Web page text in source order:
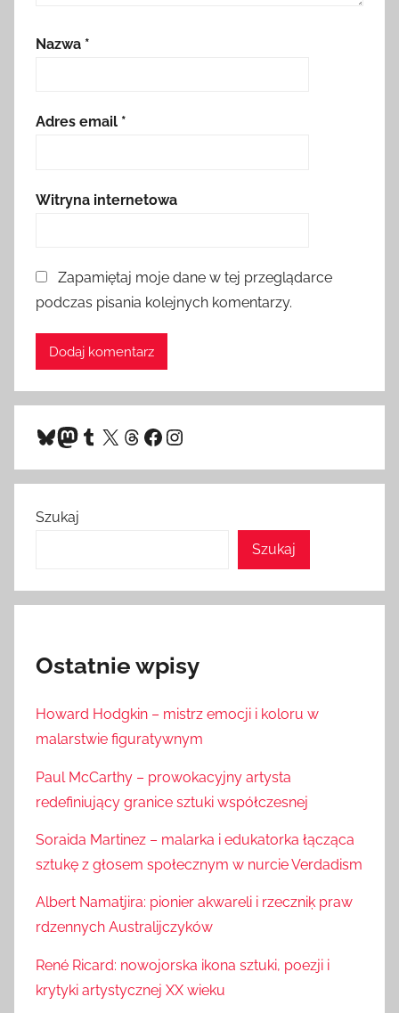
Nazwa *
Adres email *
Witryna internetowa
Zapamiętaj moje dane w tej przeglądarce
podczas pisania kolejnych komentarzy.
Bluesky
Mastodon
Tumblr
X Threads
Facebook
Instagram
Szukaj
Szukaj
Ostatnie wpisy
Howard Hodgkin – mistrz emocji i koloru w
malarstwie figuratywnym
Paul McCarthy – prowokacyjny artysta
redefiniujący granice sztuki współczesnej
Soraida Martinez – malarka i edukatorka łącząca
sztukę z głosem społecznym w nurcie Verdadism
Albert Namatjira: pionier akwareli i rzeczniķ praw
rdzennych Australijczyków
René Ricard: nowojorska ikona sztuki, poezji i
krytyki artystycznej XX wieku